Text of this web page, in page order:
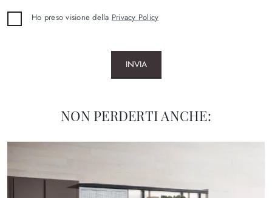
Ho preso visione della Privacy Policy
INVIA
NON PERDERTI ANCHE: